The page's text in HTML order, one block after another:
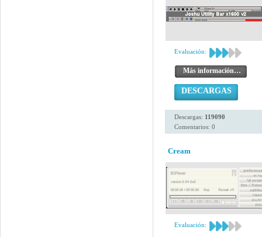
Evaluación:
Más información…
DESCARGAS
Descargas: 119090
Comentarios: 0
Cream
Evaluación: